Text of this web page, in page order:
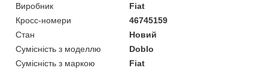
Виробник
Fiat
Кросс-номери
46745159
Стан
Новий
Сумісність з моделлю
Doblo
Сумісність з маркою
Fiat